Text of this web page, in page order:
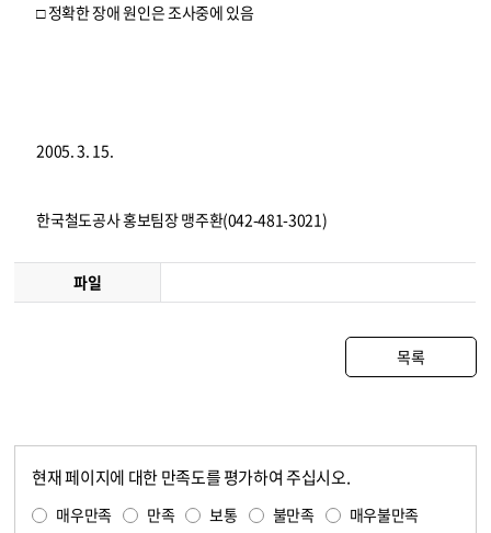
□ 정확한 장애 원인은 조사중에 있음
2005. 3. 15.
한국철도공사 홍보팀장 맹주환(042-481-3021)
파일
목록
현재 페이지에 대한 만족도를 평가하여 주십시오.
매우만족 만족 보통 불만족 매우불만족